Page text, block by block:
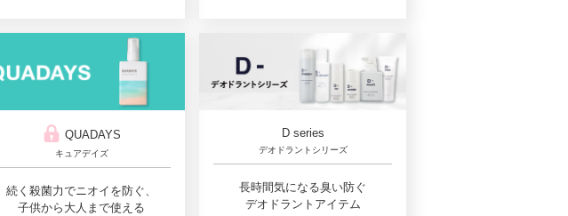
QUADAYS
キュアデイズ
続く殺菌力でニオイを防ぐ、
子供から大人まで使える
D series
デオドラントシリーズ
長時間気になる臭い防ぐ
デオドラントアイテム